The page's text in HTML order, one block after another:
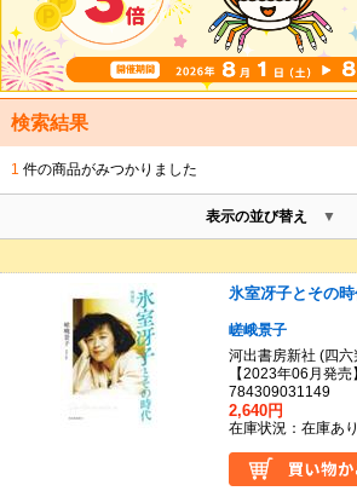
検索結果
1 件の商品がみつかりました
表示の並び替え
氷室冴子とその
嵯峨景子
河出書房新社 (四六
【2023年06月発
784309031149
2,640円
在庫状況：在庫あ